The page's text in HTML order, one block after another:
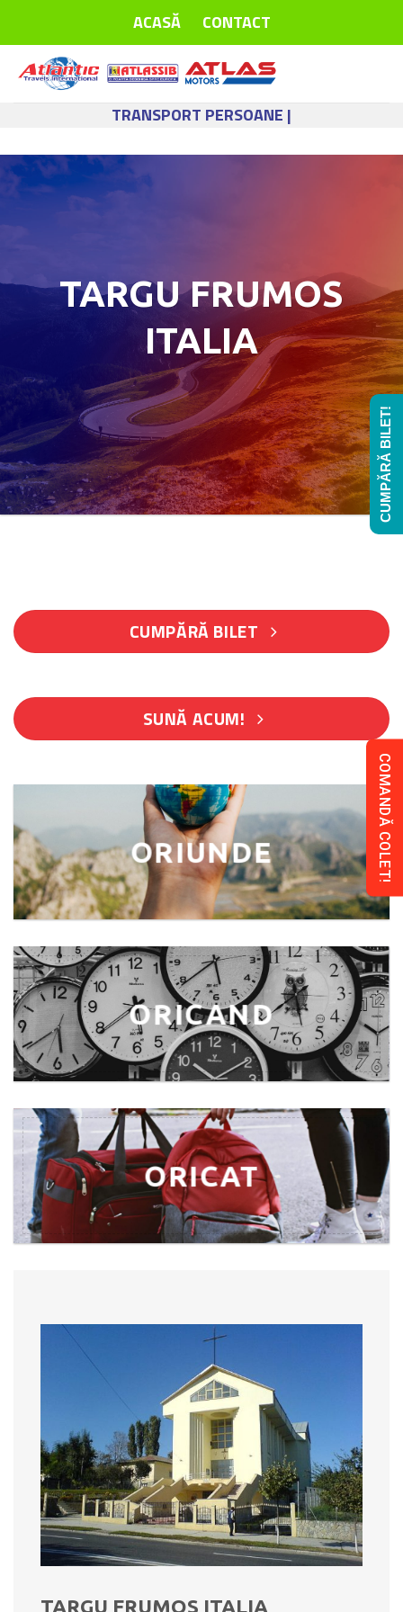
ACASĂ CONTACT
TRANSPORT PERSOANE |
TARGU FRUMOS
ITALIA
CUMPĂRĂ BILET
SUNĂ ACUM!
ORIUNDE
ORICAND
ORICAT
TARGU FRUMOS ITALIA
COMANDĂ COLET!
CUMPĂRĂ BILET!